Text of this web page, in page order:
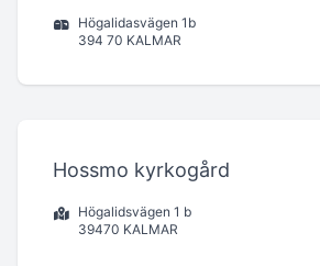
Högalidasvägen 1b
394 70 KALMAR
Hossmo kyrkogård
Högalidsvägen 1 b
39470 KALMAR